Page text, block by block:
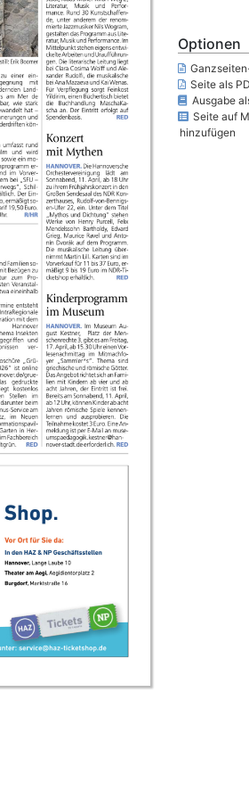
Optionen
Seite als
Ausgabe
Seite auf
hinzufügen